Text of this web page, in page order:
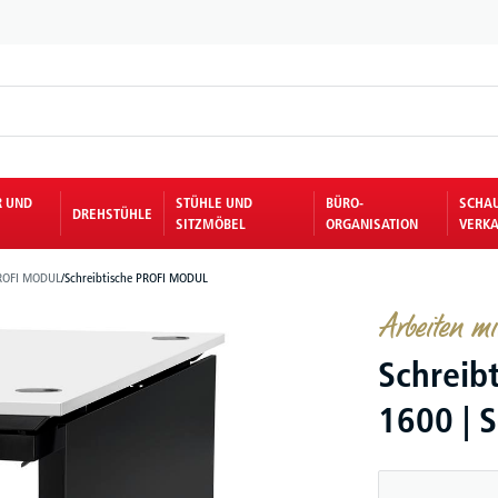
UND
DREHSTÜHLE
STÜHLE UND
SITZMÖBEL
BÜRO-
ORGANISATION
MODUL/Schreibtische PROFI MODUL
Arbeiten
1600 |